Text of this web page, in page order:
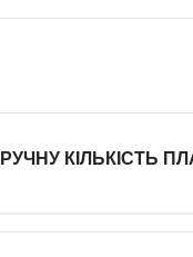
КІЛЬКІСТЬ